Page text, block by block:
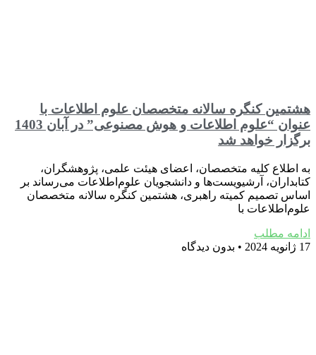
هشتمین کنگره سالانه متخصصان علوم اطلاعات با
عنوان “علوم اطلاعات و هوش مصنوعی” در آبان 1403
برگزار خواهد شد
به اطلاع کلیه متخصصان، اعضای هیئت علمی، پژوهشگران،
کتابداران، آرشیویست‌ها و دانشجویان علوم‌اطلاعات می‌رساند بر
اساس تصمیم کمیته راهبری، هشتمین کنگره سالانه متخصصان
علوم‌اطلاعات با
ادامه مطلب
17 ژانویه 2024
بدون دیدگاه